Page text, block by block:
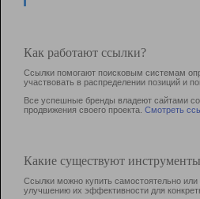
Как работают ссылки?
Ссылки помогают поисковым системам
участвовать в раcпределении позиций и
Все успешные бренды владеют сайтами
продвижения своего проекта. Смотреть
Какие существуют
Ссылки можно купить самостоятельно
улучшению их эффективности для